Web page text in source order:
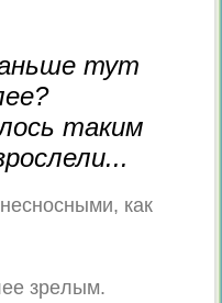
тут
таким
кaк
зpeлым.